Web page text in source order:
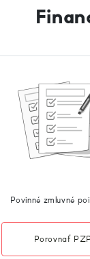
Povinné zmluvné
Porovnať PZP